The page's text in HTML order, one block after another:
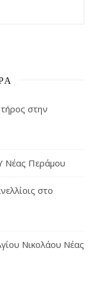
στην
Νέας Περάμου
στο
Νικολάου Νέας